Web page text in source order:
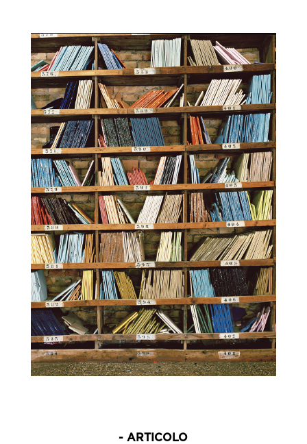
- ARTICOLO